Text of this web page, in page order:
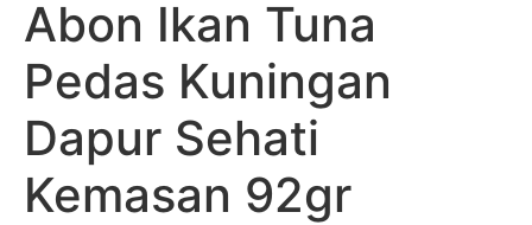
Abon Ikan Tuna
Pedas Kuningan
Dapur Sehati
Kemasan 92gr